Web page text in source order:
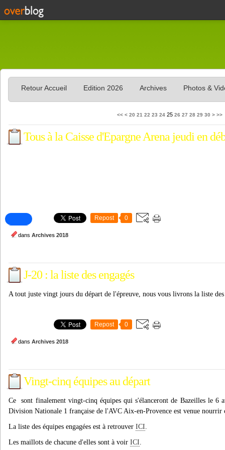
Retour Accueil Edition 2026 Archives Photos &
<< < 10
20 21 22 23 24 25 26 27 28 29 30 40
50
60
70
80
90
100
> >>
Tous à la Caisse d'Epargne Arena jeudi en
Repost 0
dans Archives 2018
J-20 : la liste des engagés
A tout juste vingt jours du départ de l'épreuve, nous vous livrons la liste
Repost 0
dans Archives 2018
Vingt-cinq équipes au départ
Ce sont finalement vingt-cinq équipes qui s'élanceront de Bazeilles le 6
Division Nationale 1 française de l'AVC Aix-en-Provence est venue nourrir
La liste des équipes engagées est à retrouver ICI.
Les maillots de chacune d'elles sont à voir ICI.